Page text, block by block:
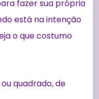
fazer sua própria
está na intenção
o que costumo
quadrado, de